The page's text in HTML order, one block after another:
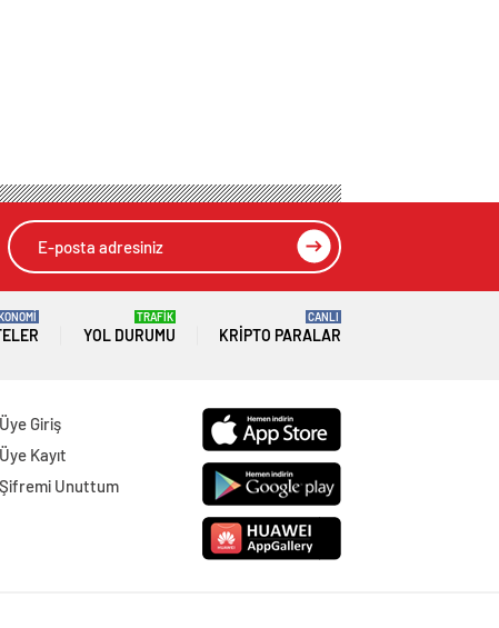
YOL DURUMU
TRAFİK
KRIPTO PARALAR
CANLI
Üye Giriş
Üye Kayıt
Şifremi Unuttum